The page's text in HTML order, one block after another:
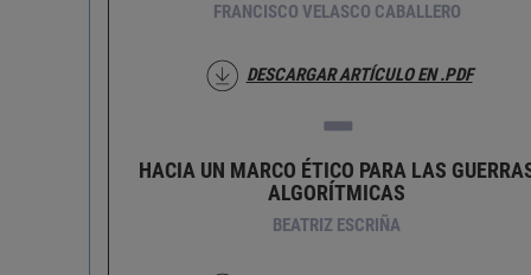
FRANCISCO VELASCO CABALLERO
DESCARGAR ARTÍCULO EN .PDF
HACIA UN MARCO ÉTICO PARA LAS
ALGORÍTMICAS
BEATRIZ ESCRIÑA